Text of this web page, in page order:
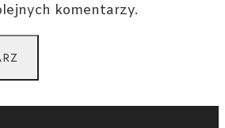
komentarzy.